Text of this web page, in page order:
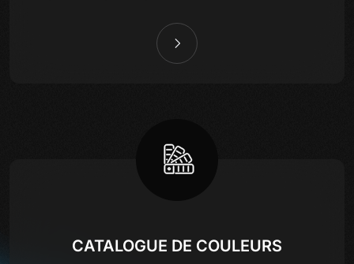
CATALOGUE DE COULEURS